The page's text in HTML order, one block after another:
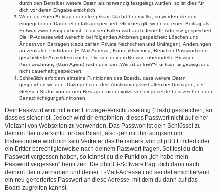
durch den Betreiber weitere Daten als notwendig festgelegt wurden, so ist dies für
dich vor deren Eingabe ersichtlich.
Wenn du einen Beitrag oder eine private Nachricht erstellst, so werden die dort
eingegebenen Daten ebenfalls gespeichert. Gleiches gilt, wenn du einen Beitrag als
Entwurf zwischenspeicherst. In diesen Fällen wird auch deine IP-Adresse gespeichert.
Die IP-Adresse wird weiterhin bei folgenden Aktionen gespeichert: Löschen und
Ändern von Beiträgen (dazu zählen Private Nachrichten und Umfragen), Änderungen
an zentralen Profildaten (E-Mail-Adresse, Kontoaktivierung, Benutzer-Passwort) und
gescheiterte Anmeldeversuche. Die von deinem Browser übermittelte Browser-
Kennzeichnung (User Agent) wird nur in der „Wer ist online?“-Funktion angezeigt und
nicht dauerhaft gespeichert.
Schließlich erfordern einzelne Funktionen des Boards, dass weitere Daten
gespeichert werden. Dazu gehören dein Abstimmungsverhalten bei Umfragen, der
Gelesen-Status von deinen Beiträgen oder explizit von dir gesetzte Lesezeichen oder
Benachrichtigungsfunktionen.
Dein Passwort wird mit einer Einwege-Verschlüsselung (Hash) gespeichert, so
dass es sicher ist. Jedoch wird dir empfohlen, dieses Passwort nicht auf einer
Vielzahl von Webseiten zu verwenden. Das Passwort ist dein Schlüssel zu
deinem Benutzerkonto für das Board, also geh mit ihm sorgsam um.
Insbesondere wird dich kein Vertreter des Betreibers, von phpBB Limited oder
ein Dritter berechtigterweise nach deinem Passwort fragen. Solltest du dein
Passwort vergessen haben, so kannst du die Funktion „Ich habe mein
Passwort vergessen“ benutzen. Die phpBB-Software fragt dich dann nach
deinem Benutzernamen und deiner E-Mail-Adresse und sendet anschließend
ein neu generiertes Passwort an diese Adresse, mit dem du dann auf das
Board zugreifen kannst.